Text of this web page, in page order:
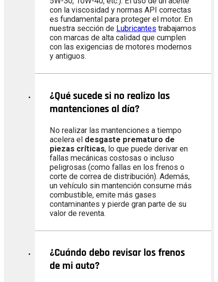
con la viscosidad y normas API correctas
es fundamental para proteger el motor. En
nuestra sección de Lubricantes trabajamos
con marcas de alta calidad que cumplen
con las exigencias de motores modernos
y antiguos.
¿Qué sucede si no realizo las
mantenciones al día?
No realizar las mantenciones a tiempo
acelera el desgaste prematuro de
piezas críticas, lo que puede derivar en
fallas mecánicas costosas o incluso
peligrosas (como fallas en los frenos o
corte de correa de distribución). Además,
un vehículo sin mantención consume más
combustible, emite más gases
contaminantes y pierde gran parte de su
valor de reventa.
¿Cuándo debo revisar los frenos
de mi auto?